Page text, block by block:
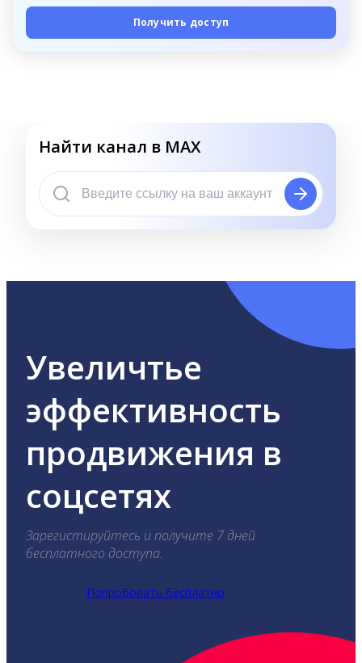
Получить доступ
Найти канал в MAX
Увеличтье
эффективность
продвижения в
соцсетях
Зарегистируйтесь и получите 7 дней
бесплатного доступа.
Попробовать бесплатно